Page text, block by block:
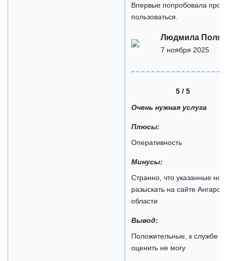
Впервые попробовала
пользоваться.
Людмила
7 ноября 2025
5 / 5
Очень нужная услуга
Плюсы:
Оперативность
Минусы:
Странно, что указанные
разыскать на сайте
области
Вывод:
Положительные, к службе
оценить не могу